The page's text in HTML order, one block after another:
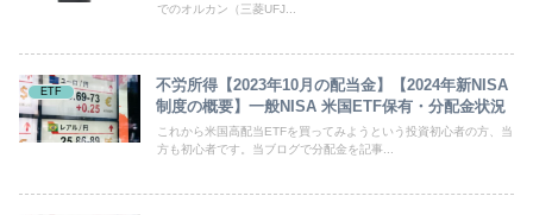
でのオルカン（三菱UFJ...
ETF
不労所得【2023年10月の配当金】【2024年新NISA
制度の概要】一般NISA 米国ETF保有・分配金状況
これから米国高配当ETFを買ってみようという投資初心者の方、当
方も初心者です。当ブログで分配金を記事...